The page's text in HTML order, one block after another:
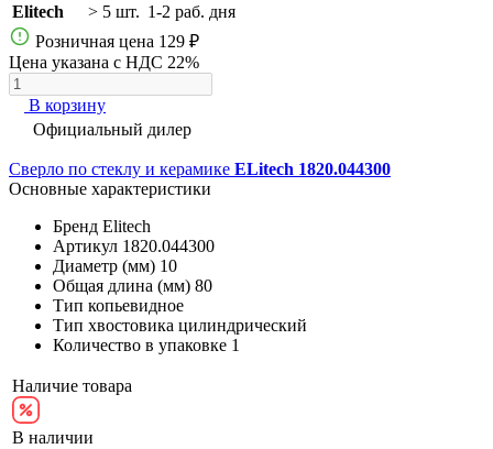
Elitech
> 5 шт. 1-2 раб. дня
Розничная цена 129 ₽
Цена указана с НДС 22%
В корзину
Официальный дилер
Сверло по стеклу и керамике ELitech 1820.044300
Основные характеристики
Бренд Elitech
Артикул 1820.044300
Диаметр (мм) 10
Общая длина (мм) 80
Тип копьевидное
Тип хвостовика цилиндрический
Количество в упаковке 1
Наличие товара
В наличии